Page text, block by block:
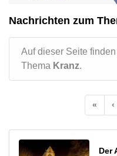
Nachrichten zum
Auf dieser Seite
Thema Kranz.
« ‹
Der